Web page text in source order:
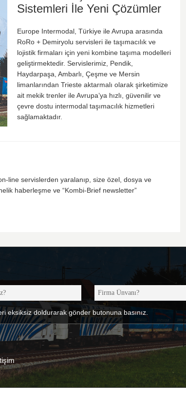
Sistemleri İle Yeni Çözümler
Europe Intermodal, Türkiye ile Avrupa arasında
RoRo + Demiryolu servisleri ile taşımacılık ve
lojistik firmaları için yeni kombine taşıma modelleri
geliştirmektedir. Servislerimiz, Pendik,
Haydarpaşa, Ambarlı, Çeşme ve Mersin
limanlarından Trieste aktarmalı olarak şirketimize
ait mekik trenler ile Avrupa’ya hızlı, güvenilir ve
çevre dostu intermodal taşımacılık hizmetleri
sağlamaktadır.
line servislerden yaralanıp, size özel, dosya ve
haberleşme ve “Kombi-Brief newsletter”
eksiksiz doldurarak gönder butonuna basınız.